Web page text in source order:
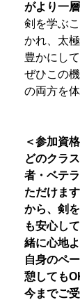
がより一
剣を学ぶ
かれ、太
豊かにし
ぜひこの
の両方を
＜参加資
どのクラ
者・ベテ
ただけま
から、剣
も安心し
緒に心地
自身のペ
憩しても
今までご